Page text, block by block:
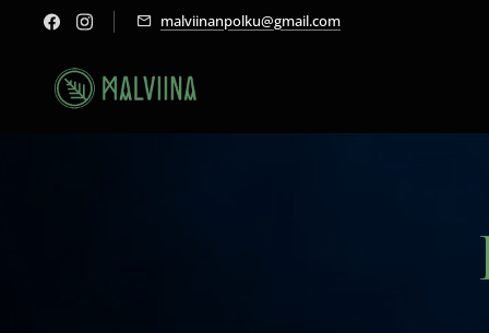
malviinanpolku@gmail.com